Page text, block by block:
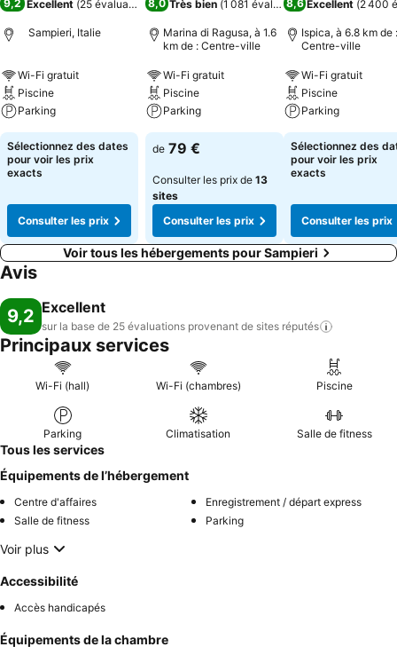
9,2 Excellent (25 évaluations)
Sampieri, Italie
Wi-Fi gratuit
Piscine
Parking
Sélectionnez des dates
pour voir les prix
exacts
Consulter les prix
8,0 Très bien (1 081 évaluations)
Marina di Ragusa, à 1.6
km de : Centre-ville
Wi-Fi gratuit
Piscine
Parking
de 79 €
Consulter les prix de 13
sites
Consulter les prix
8,6 Excellent (2 400
Ispica, à 6.8 km de :
Centre-ville
Wi-Fi gratuit
Piscine
Parking
Sélectionnez des
pour voir les prix
exacts
Consulter les prix
Voir tous les hébergements pour Sampieri
Avis
9,2 Excellent
sur la base de 25 évaluations provenant de sites réputés
Principaux services
Wi-Fi (hall) Wi-Fi (chambres) Piscine
Parking Climatisation Salle de fitness
Tous les services
Équipements de l’hébergement
Centre d'affaires
Enregistrement / départ express
Salle de fitness
Parking
Voir plus
Accessibilité
Accès handicapés
Équipements de la chambre